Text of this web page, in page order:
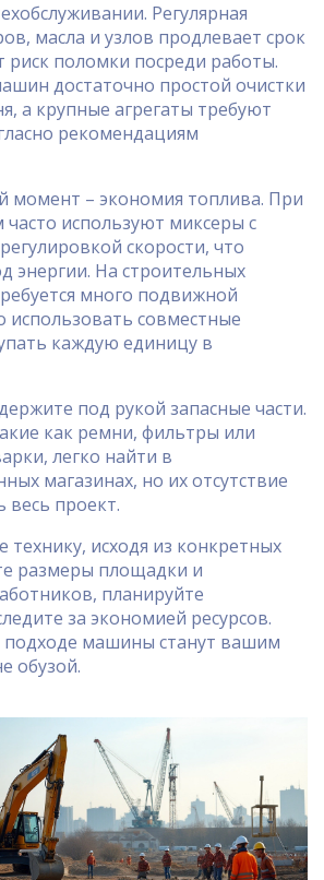
Регулярная
масла и узлов продлевает срок
риск поломки посреди работы.
достаточно простой очистки
а крупные агрегаты требуют
рекомендациям
момент – экономия топлива. При
часто используют миксеры с
скорости, что
энергии. На строительных
много подвижной
использовать совместные
каждую единицу в
под рукой запасные части.
как ремни, фильтры или
легко найти в
магазинах, но их отсутствие
проект.
технику, исходя из конкретных
размеры площадки и
планируйте
за экономией ресурсов.
машины станут вашим
обузой.